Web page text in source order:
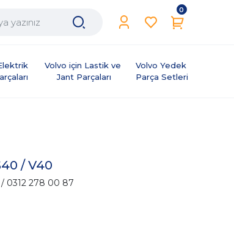
0
Volvo için Lastik ve
Jant Parçaları
Volvo Yedek
Parça Setleri
/ V40
/ 0312 278 00 87